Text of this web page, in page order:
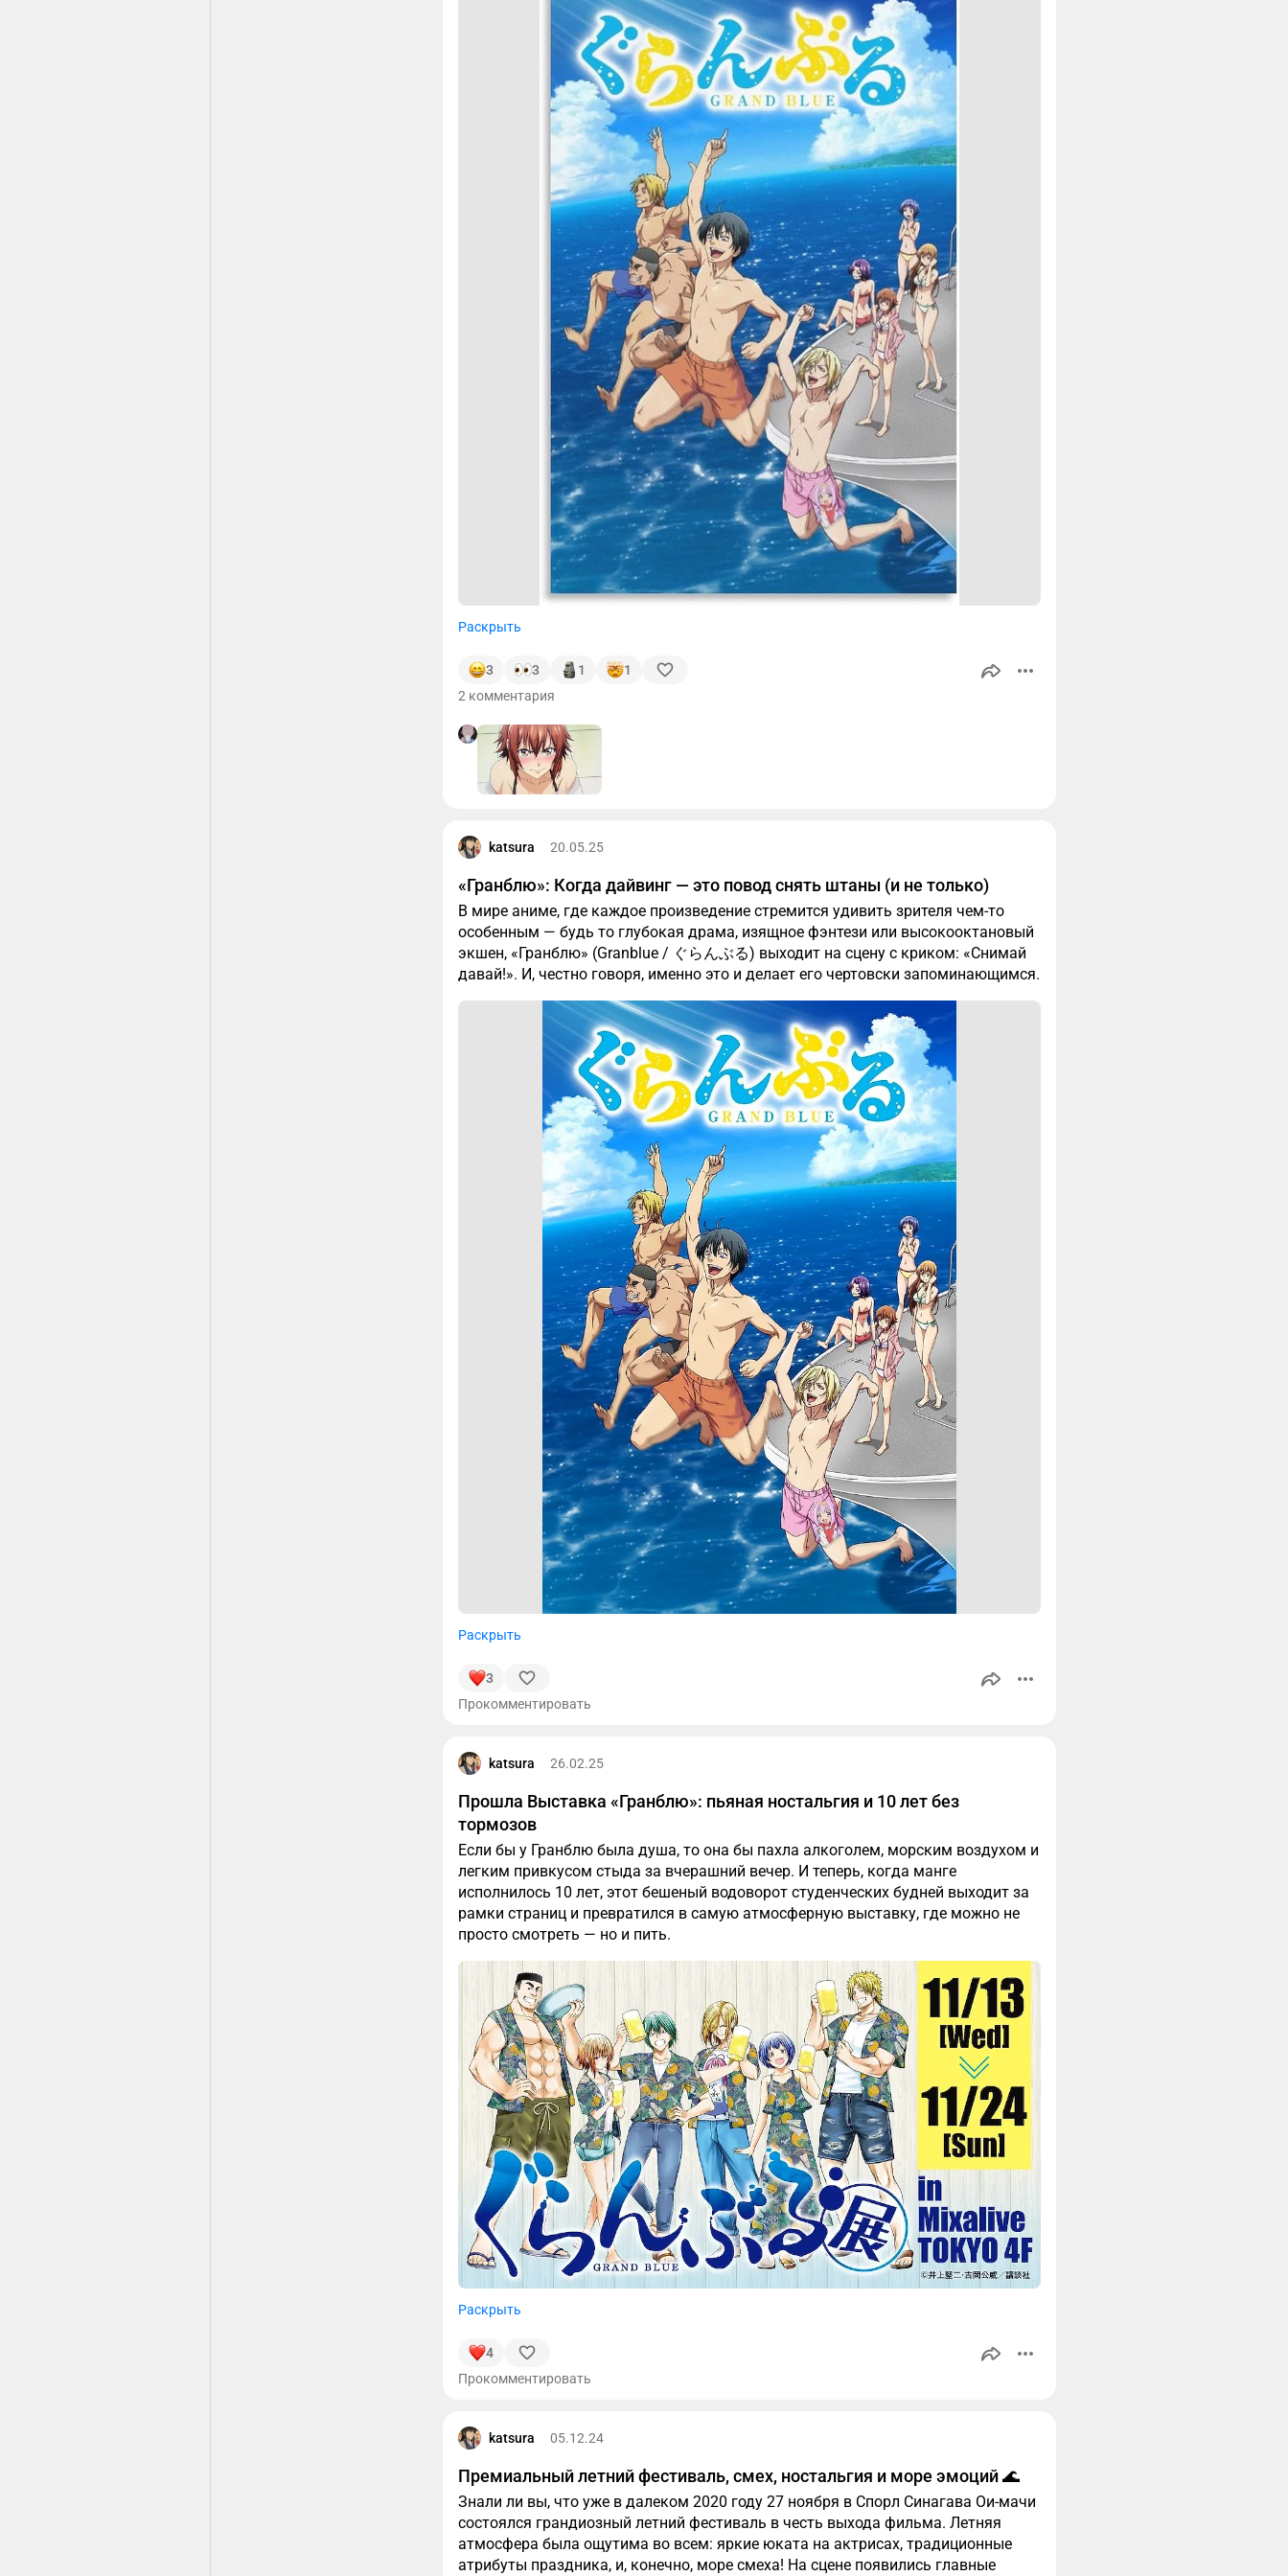
Раскрыть
3 3 1
1
2 комментария
katsura 20.05.25
«Гранблю»: Когда дайвинг — это повод снять штаны (и не только)
В мире аниме, где каждое произведение стремится удивить зрителя чем-то
особенным — будь то глубокая драма, изящное фэнтези или высокооктановый
экшен, «Гранблю» (Granblue / ぐらんぶる) выходит на сцену с криком: «Снимай
давай!». И, честно говоря, именно это и делает его чертовски запоминающимся.
Раскрыть
3
Прокомментировать
katsura 26.02.25
Прошла Выставка «Гранблю»: пьяная ностальгия и 10 лет без
тормозов
Если бы у Гранблю была душа, то она бы пахла алкоголем, морским воздухом и
легким привкусом стыда за вчерашний вечер. И теперь, когда манге
исполнилось 10 лет, этот бешеный водоворот студенческих будней выходит за
рамки страниц и превратился в самую атмосферную выставку, где можно не
просто смотреть — но и пить.
Раскрыть
4
Прокомментировать
katsura 05.12.24
Премиальный летний фестиваль, смех, ностальгия и море эмоций 🌊
Знали ли вы, что уже в далеком 2020 году 27 ноября в Спорл Синагава Ои-мачи
состоялся грандиозный летний фестиваль в честь выхода фильма. Летняя
атмосфера была ощутима во всем: яркие юката на актрисах, традиционные
атрибуты праздника, и, конечно, море смеха! На сцене появились главные